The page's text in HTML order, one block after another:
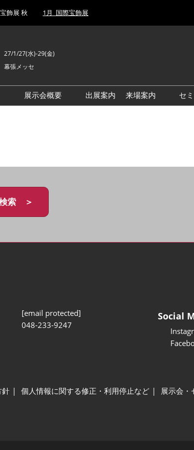
飾展 秋 1月_国際宝飾展
27/1/27(水)-29(金)
幕張メッセ
展示会概要
出展案内
来場案内
セ
索 ＞
[email protected]
048-233-9247
Social
針 個人情報に関する修正・利用停止など 展示会・